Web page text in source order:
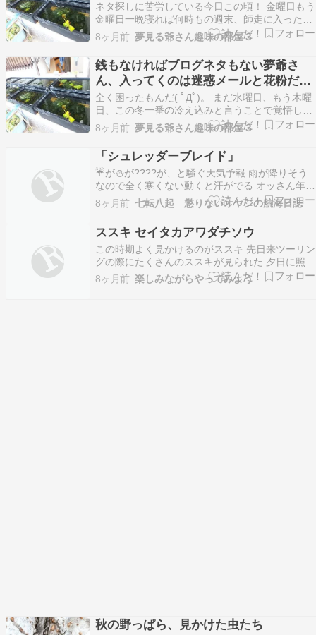
ネタ探しに苦労している今日この頃！ 金曜日もう
金曜日一晩寝れば何時もの週末、師走に入ったか
と思えばもう一週間が過ぎる、夏の間は草刈り、
冬の間は落ち葉掃除、ちょっと仕事して一週間が
たつのが早く感じる今日この頃の夢爺さんです。
ブログネタ探しに苦労している今日この頃、ブロ
グネタには…
8ヶ月前 夢見る爺さん趣味の部屋３
銭もなければブログネタもない夢爺さ
ん、入ってくのは迷惑メールと花粉だけ(
ﾟДﾟ)。
全く困ったもんだ( ﾟДﾟ)。 まだ水曜日、もう木曜
日、この冬一番の冷え込みと言うことで覚悟して
仕事に行ったが10度前後、風は強かったがさほど
震え上がることもなかった。 銭もなければブログ
ネタもない夢爺さん、入ってくのは迷惑メールと
花粉だけ( ﾟДﾟ)。以前は圧倒的にAmazo…
8ヶ月前 夢見る爺さん趣味の部屋３
「シュレッダーブレイド」
☔が⛄が????が、と騒ぐ天気予報 雨が降りそう
なので全く寒くない動くと汗がでる オッさん年内
最後の刈払い忘れていましたわ???? ソコは2年お
きにやってる場所でして ビフォー アフター ココ
は春になると「ワラビ」が採れるとこでしてね 大
事な場所なんです で、威力を発揮するのが…
8ヶ月前 七転八起 懲りないオヤジの航海日誌
ススキ セイタカアワダチソウ
この時期よく見かけるのがススキ 先日来ツーリン
グの際にたくさんのススキが見られた 夕日に照ら
され輝くススキはとても美しい そしてもうひとつ
見かけるのがセイタカアワダチソウ 黄色の花をあ
8ヶ月前 楽しみながらやってみよう
秋の野っぱら、見かけた虫たち